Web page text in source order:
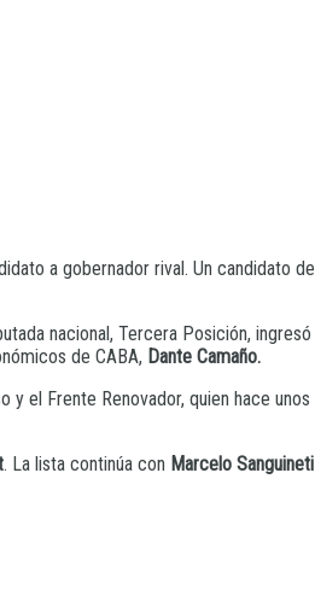
a gobernador rival. Un candidato
nacional, Tercera Posición,
de CABA, Dante Camaño.
y el Frente Renovador, quien hace
. La lista continúa con Marcelo Sanguineti